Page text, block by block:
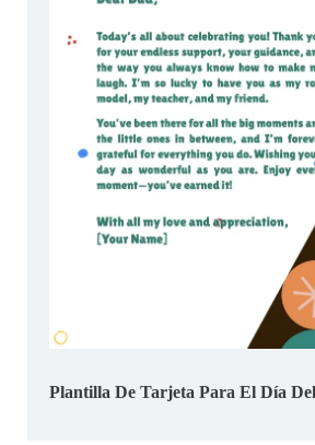
Plantilla De Tarjeta Para El Día